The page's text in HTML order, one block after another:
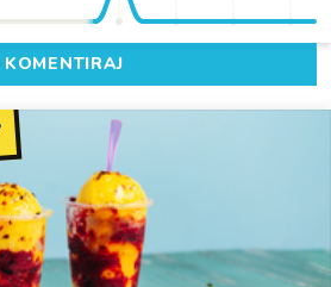
KOMENTIRAJ